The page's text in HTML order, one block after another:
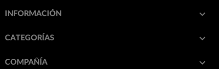
INFORMACIÓN 
CATEGORÍAS 
COMPAÑÍA 